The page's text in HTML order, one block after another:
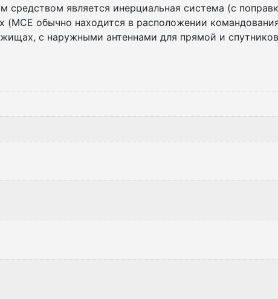
является инерциальная система (с
(MCE обычно находится в расположении
с наружными антеннами для прямой и